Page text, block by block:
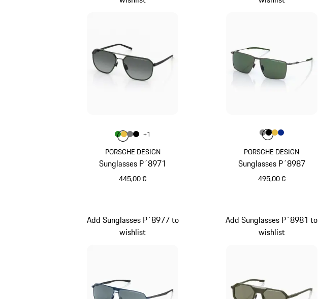
PORSCHE DESIGN
Sunglasses P´8971
445,00 €
Colore
ColoreVerde
Colore Oro
Colore
Colore
+1
PORSCHE DESIGN
Sunglasses P´8987
495,00 €
Colore
ColoreGrigio Scuro
Colore
ColoreColore
Add Sunglasses P´8977 to
wishlist
Add Sunglasses P´8981 to
wishlist